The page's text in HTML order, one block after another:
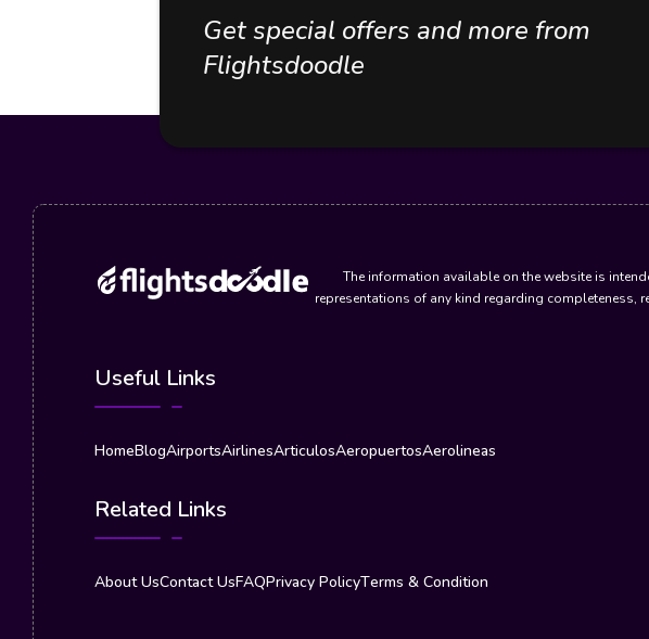
Get special offers and more from
Flightsdoodle
The information available on the website is
representations of any kind regarding completeness,
Useful Links
HomeBlogAirportsAirlinesArticulosAeropuertosAerolineas
Related Links
About UsContact UsFAQPrivacy PolicyTerms & Condition